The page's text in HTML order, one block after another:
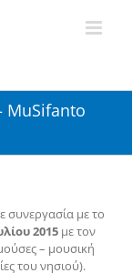
MuSifanto
συνεργασία με το
2015 με τον
– μουσική
του νησιού).